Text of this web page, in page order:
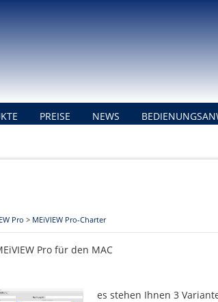
PREISE NEWS
Pro > MEiVIEW Pro-Charter
Pro für den MAC
es stehen Ihnen 3